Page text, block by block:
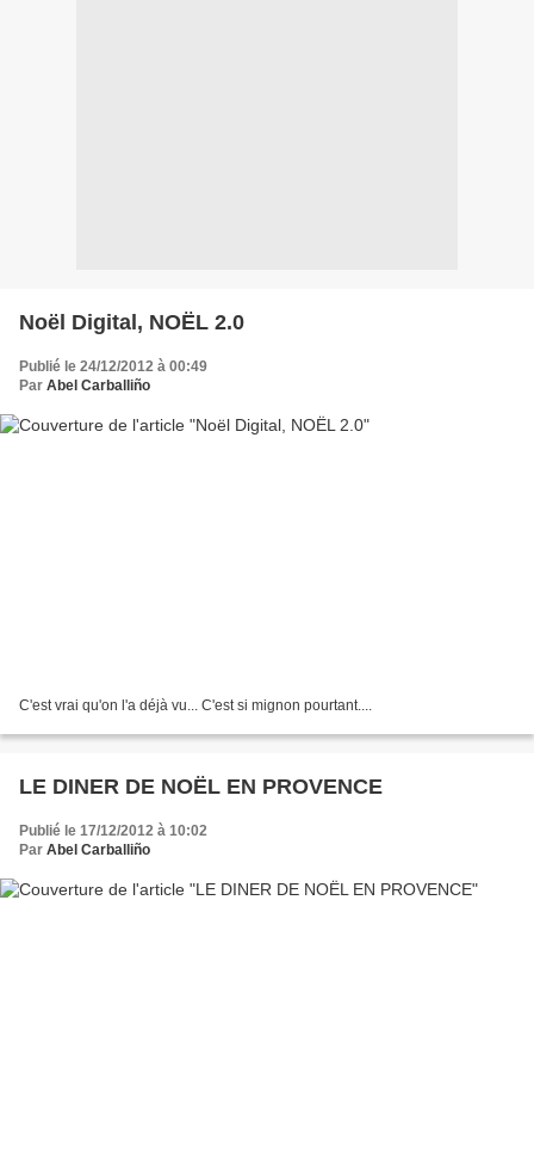
Noël Digital, NOËL 2.0
Publié le 24/12/2012 à 00:49
Par Abel Carballiño
C'est vrai qu'on l'a déjà vu... C'est si mignon pourtant....
LE DINER DE NOËL EN PROVENCE
Publié le 17/12/2012 à 10:02
Par Abel Carballiño